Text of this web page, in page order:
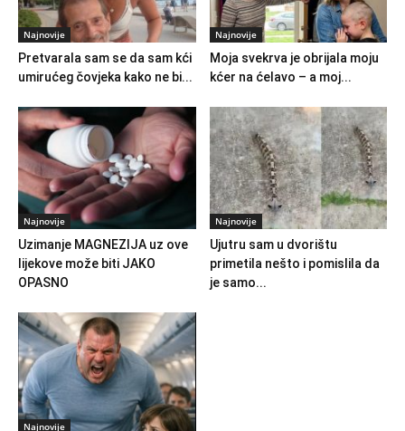
Najnovije
Pretvarala sam se da sam kći
umirućeg čovjeka kako ne bi...
Najnovije
Moja svekrva je obrijala moju
kćer na ćelavo – a moj...
Najnovije
Uzimanje MAGNEZIJA uz ove
lijekove može biti JAKO
OPASNO
Najnovije
Ujutru sam u dvorištu
primetila nešto i pomislila da
je samo...
Najnovije